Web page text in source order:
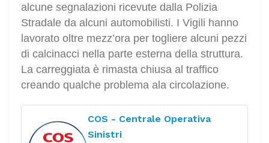
alcune segnalazioni ricevute dalla Polizia
Stradale da alcuni automobilisti. I Vigili hanno
lavorato oltre mezz’ora per togliere alcuni pezzi
di calcinacci nella parte esterna della struttura.
La carreggiata è rimasta chiusa al traffico
creando qualche problema ala circolazione.
COS - Centrale Operativa
Sinistri